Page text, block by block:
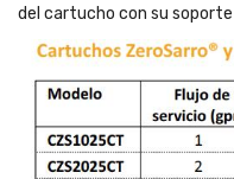
del cartucho con su soporte